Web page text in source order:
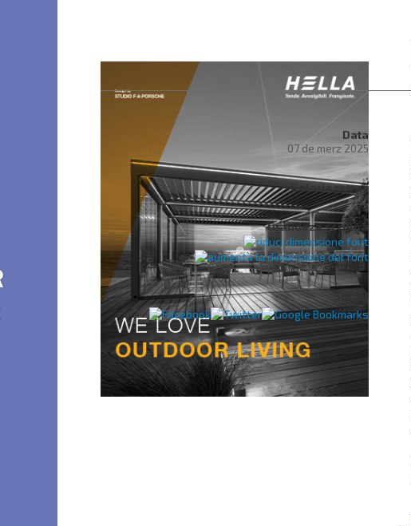
Data
07 de merz 2025
Galaria retrac
Grandeza scritura
Social